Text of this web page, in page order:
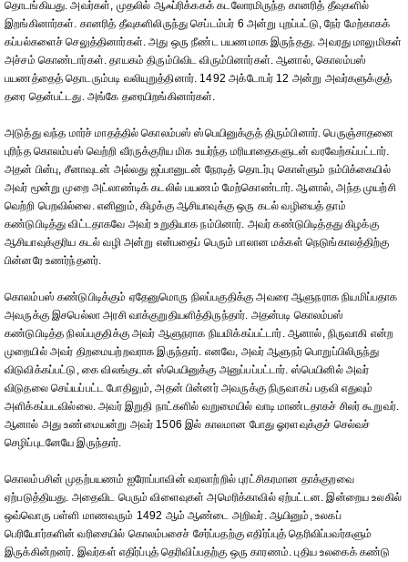
தொடங்கியது. அவர்கள், முதலில் ஆஃப்ரிக்ககக் கடலோரமிருந்த கானரித் தீவுகளில்
இறங்கினார்கள். கானரித் தீவுகளிலிருந்து செப்டம்பர் 6 அன்று புறப்பட்டு, நேர் மேற்காகக்
கப்பல்களைச் செலுத்தினார்கள். அது ஒரு நீண்ட பயணமாக இருந்தது. அவரது மாலுமிகள்
அச்சம் கொண்டார்கள். தாயகம் திரும்பிவிட விரும்பினார்கள். ஆனால், கொலம்பஸ்
பயணத்தைத் தொடரும்படி வலியுறுத்தினார். 1492 அக்டோபர் 12 அன்று அவர்களுக்குத்
தரை தென்பட்டது. அங்கே தரையிறங்கினார்கள்.
அடுத்து வந்த மார்ச் மாதத்தில் கொலம்பஸ் ஸ்பெயினுக்குத் திரும்பினார். பெருஞ்சாதனை
புரிந்த கொலம்பஸ் வெற்றி வீரருக்குரிய மிக உயர்ந்த மரியாதைகளுடன் வரவேற்கப்பட்டார்.
அதன் பின்பு, சீனாவுடன் அல்லது ஜப்பானுடன் நேரடித் தொடர்பு கொள்ளும் நம்பிக்கையில்
அவர் மூன்று முறை அட்லாண்டிக் கடலில் பயணம் மேற்கொண்டார். ஆனால், அந்த முயற்சி
வெற்றி பெறவில்லை. எனினும், கிழக்கு ஆசியாவுக்கு ஒரு கடல் வழியைத் தாம்
கண்டுபிடித்து விட்டதாகவே அவர் உறுதியாக நம்பினார். அவர் கண்டுபிடித்தது கிழக்கு
ஆசியாவுக்குரிய கடல் வழி அன்று என்பதைப் பெரும் பாலான மக்கள் நெடுங்காலத்திற்கு
பின்னரே உணர்ந்தனர்.
கொலம்பஸ் கண்டுபிடிக்கும் ஏதேனுமொரு நிலப்பகுதிக்கு அவரை ஆளுநராக நியமிப்பதாக
அவருக்கு இசபெல்லா அரசி வாக்குறுதியளித்திருந்தார். அதன்படி கொலம்பஸ்
கண்டுபிடித்த நிலப்பகுதிக்கு அவர் ஆளுநராக நியமிக்கப்பட்டார். ஆனால், நிருவாகி என்ற
முறையில் அவர் திறமையற்றவராக இருந்தார். எனவே, அவர் ஆளுநர் பொறுப்பிலிருந்து
விடுவிக்கப்பட்டு, கை விலங்குடன் ஸ்பெயினுக்கு அனுப்பப்பட்டார். ஸ்பெயினில் அவர்
விடுதலை செய்யப்பட்ட போதிலும், அதன் பின்னர் அவருக்கு நிருவாகப் பதவி எதுவும்
அளிக்கப்படவில்லை. அவர் இறுதி நாட்களில் வறுமையில் வாடி மாண்டதாகச் சிலர் கூறுவர்.
ஆனால் அது உண்மையன்று அவர் 1506 இல் காலமான போது ஓரளவுக்குச் செல்வச்
செழிப்புடனேயே இருந்தார்.
கொலம்பசின் முதற்பயணம் ஐரோப்பாவின் வரலாற்றில் புரட்சிகரமான தாக்குறவை
ஏற்படுத்தியது. அதைவிட பெரும் விளைவுகள் அமெரிக்காவில் ஏற்பட்டன. இன்றைய உலகில்
ஒவ்வொரு பள்ளி மாணவரும் 1492 ஆம் ஆண்டை அறிவர். ஆயினும், உலகப்
பெரியோர்களின் வரிசையில் கொலம்பசைச் சேர்ப்பதற்கு எதிர்ப்புத் தெரிவிப்பவர்களும்
இருக்கின்றனர். இவர்கள் எதிர்ப்புத் தெரிவிப்பதற்கு ஒரு காரணம். புதிய உலகைக் கண்டு